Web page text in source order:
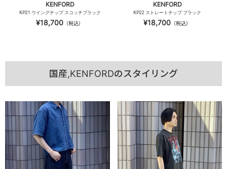
KENFORD
KP21 ウイングチップ スコッチブラック
¥18,700 （税込）
KENFORD
KP22 ストレートチップ ブラック
¥18,700 （税込）
国産,KENFORDのスタイリング